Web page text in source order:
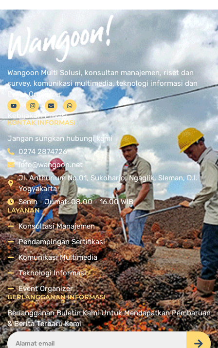
Wangoon Multi Solusi, konsultan manajemen, riset dan
survey, komunikasi multimedia, teknologi informasi dan
Event Organizer
Kebijakan Privasi
KONTAK INFORMASI
Jangan sungkan hubungi kami
0274 2874726
Info@wangoon.net
Jl. Anthurium No.01, Sukoharjo, Ngaglik, Sleman, D.I.
Yogyakarta
Senin - Jumat: 08.00 - 16.00 WIB
LAYANAN
Konsultasi Manajemen
Pendampingan Sertifikasi
Komunikasi Multimedia
Teknologi Informasi
Event Organizer
BERLANGGANAN INFORMASI
Berlangganan Buletin Kami Untuk Mendapatkan Pembaruan
& Berita Terbaru Kami